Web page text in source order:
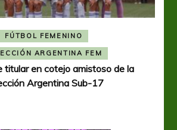
FÚTBOL FEMENINO
ARGENTINA FEM
titular en cotejo amistoso de la
Argentina Sub-17